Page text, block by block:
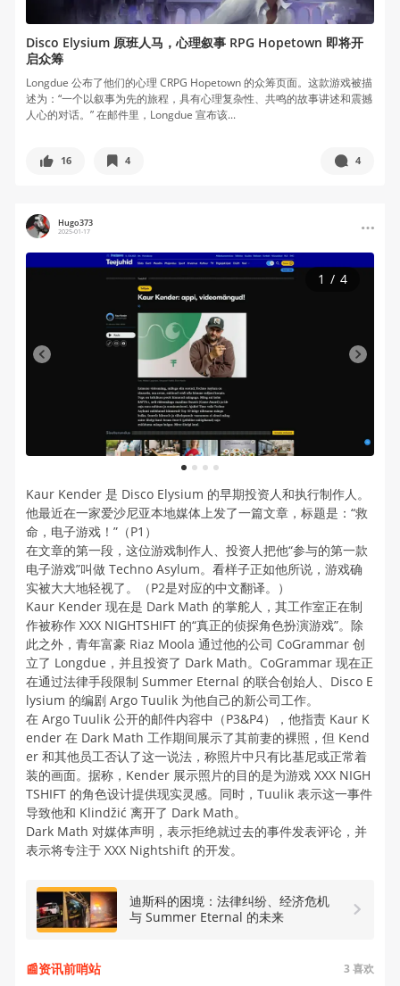
Disco Elysium 原班人马，心理叙事 RPG Hopetown 即将开
启众筹
Longdue 公布了他们的心理 CRPG Hopetown 的众筹页面。这款游戏被描
述为：“一个以叙事为先的旅程，具有心理复杂性、共鸣的故事讲述和震撼
人心的对话。” 在邮件里，Longdue 宣布该...
16 4 4
Hugo373
2025-01-17
1 2 3 4
1 / 4
Kaur Kender 是 Disco Elysium 的早期投资人和执行制作人。
他最近在一家爱沙尼亚本地媒体上发了一篇文章，标题是：“救
命，电子游戏！”（P1）
在文章的第一段，这位游戏制作人、投资人把他“参与的第一款
电子游戏”叫做 Techno Asylum。看样子正如他所说，游戏确
实被大大地轻视了。（P2是对应的中文翻译。）
Kaur Kender 现在是 Dark Math 的掌舵人，其工作室正在制
作被称作 XXX NIGHTSHIFT 的“真正的侦探角色扮演游戏”。除
此之外，青年富豪 Riaz Moola 通过他的公司 CoGrammar 创
立了 Longdue，并且投资了 Dark Math。CoGrammar 现在正
在通过法律手段限制 Summer Eternal 的联合创始人、Disco E
lysium 的编剧 Argo Tuulik 为他自己的新公司工作。
在 Argo Tuulik 公开的邮件内容中（P3&P4），他指责 Kaur K
ender 在 Dark Math 工作期间展示了其前妻的裸照，但 Kend
er 和其他员工否认了这一说法，称照片中只有比基尼或正常着
装的画面。据称，Kender 展示照片的目的是为游戏 XXX NIGH
TSHIFT 的角色设计提供现实灵感。同时，Tuulik 表示这一事件
导致他和 Klindžić 离开了 Dark Math。
Dark Math 对媒体声明，表示拒绝就过去的事件发表评论，并
表示将专注于 XXX Nightshift 的开发。
迪斯科的困境：法律纠纷、经济危机
与 Summer Eternal 的未来
📰资讯前哨站 3喜欢